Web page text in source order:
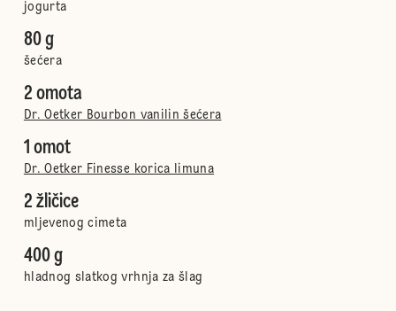
jogurta
80 g
šećera
2 omota
Dr. Oetker Bourbon vanilin šećera
1 omot
Dr. Oetker Finesse korica limuna
2 žličice
mljevenog cimeta
400 g
hladnog slatkog vrhnja za šlag